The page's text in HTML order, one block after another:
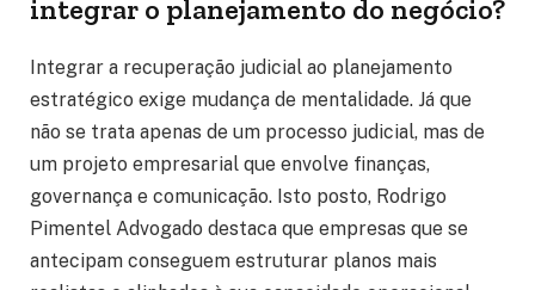
integrar o planejamento do negócio?
Integrar a recuperação judicial ao planejamento
estratégico exige mudança de mentalidade. Já que
não se trata apenas de um processo judicial, mas de
um projeto empresarial que envolve finanças,
governança e comunicação. Isto posto, Rodrigo
Pimentel Advogado destaca que empresas que se
antecipam conseguem estruturar planos mais